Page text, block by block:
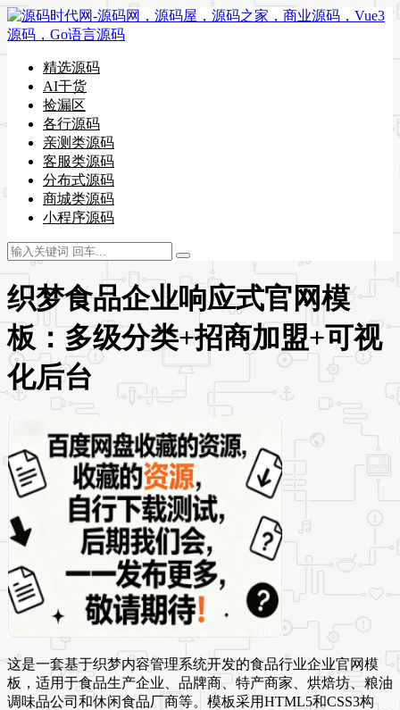
精选源码
AI干货
捡漏区
各行源码
亲测类源码
客服类源码
分布式源码
商城类源码
小程序源码
织梦食品企业响应式官网模
板：多级分类+招商加盟+可视
化后台
这是一套基于织梦内容管理系统开发的食品行业企业官网模
板，适用于食品生产企业、品牌商、特产商家、烘焙坊、粮油
调味品公司和休闲食品厂商等。模板采用HTML5和CSS3构